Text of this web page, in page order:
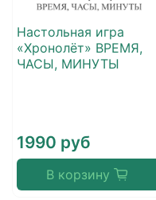
Настольная игра
«Хронолёт» ВРЕМЯ,
ЧАСЫ, МИНУТЫ
1990 руб
В корзину